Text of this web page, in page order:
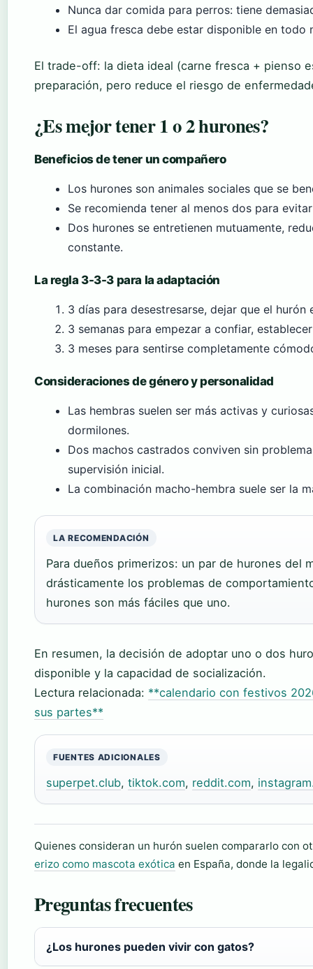
Nunca dar comida para perros: tiene
El agua fresca debe estar disponible en
El trade-off: la dieta ideal (carne fresca + pienso
preparación, pero reduce el riesgo de
¿Es mejor tener 1 o 2 hurones?
Beneficios de tener un compañero
Los hurones son animales sociales que se
Se recomienda tener al menos dos para
Dos hurones se entretienen mutuamente,
constante.
La regla 3-3-3 para la adaptación
3 días para desestresarse, dejar que el
3 semanas para empezar a confiar,
3 meses para sentirse completamente
Consideraciones de género y personalidad
Las hembras suelen ser más activas y
dormilones.
Dos machos castrados conviven sin
supervisión inicial.
La combinación macho-hembra suele ser la
LA RECOMENDACIÓN
Para dueños primerizos: un par de hurones del
drásticamente los problemas de
hurones son más fáciles que uno.
En resumen, la decisión de adoptar uno o dos
disponible y la capacidad de socialización.
Lectura relacionada: **calendario con festivos
sus partes**
FUENTES ADICIONALES
superpet.club, tiktok.com, reddit.com,
Quienes consideran un hurón suelen compararlo con
erizo como mascota exótica en España, donde la
Preguntas frecuentes
¿Los hurones pueden vivir con gatos?